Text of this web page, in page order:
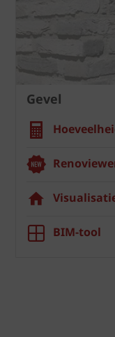
Gevel
BIM-tool